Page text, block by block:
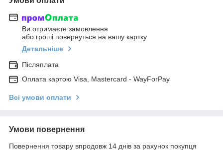
Ви отримаєте замовлення
або гроші повернуться на вашу картку
Детальніше
Післяплата
Оплата картою Visa, Mastercard - WayForPay
Всі умови оплати
Умови повернення
Повернення товару впродовж 14 днів за рахунок покупця